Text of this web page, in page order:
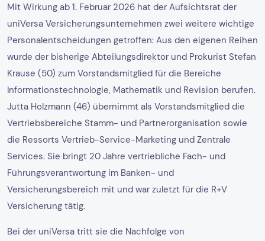
Mit Wirkung ab 1. Februar 2026 hat der Aufsichtsrat der
uniVersa Versicherungsunternehmen zwei weitere wichtige
Personalentscheidungen getroffen: Aus den eigenen Reihen
wurde der bisherige Abteilungsdirektor und Prokurist Stefan
Krause (50) zum Vorstandsmitglied für die Bereiche
Informationstechnologie, Mathematik und Revision berufen.
Jutta Holzmann (46) übernimmt als Vorstandsmitglied die
Vertriebsbereiche Stamm- und Partnerorganisation sowie
die Ressorts Vertrieb-Service-Marketing und Zentrale
Services. Sie bringt 20 Jahre vertriebliche Fach- und
Führungsverantwortung im Banken- und
Versicherungsbereich mit und war zuletzt für die R+V
Versicherung tätig.
Bei der uniVersa tritt sie die Nachfolge von